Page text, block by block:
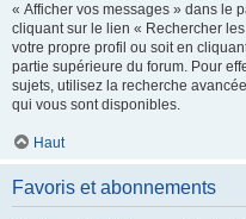
« Afficher vos messages » dans le
cliquant sur le lien « Rechercher
votre propre profil ou soit en
partie supérieure du forum. Pour
sujets, utilisez la recherche
qui vous sont disponibles.
Haut
Favoris et abonnements